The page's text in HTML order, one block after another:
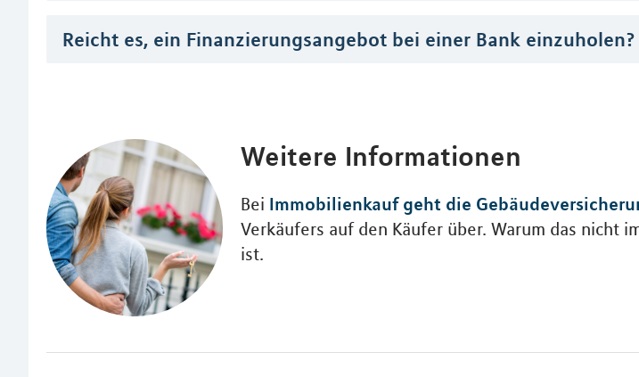
Reicht es, ein Finanzierungsangebot bei einer Bank einzuholen?
Weitere Informationen
Bei Immobilienkauf geht die
Verkäufers auf den Käufer über. Warum das nicht
ist.